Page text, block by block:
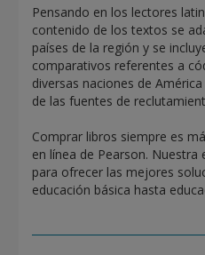
Pensando en los lectores
contenido de los textos se
países de la región y se
comparativos referentes a
diversas naciones de
de las fuentes de
Comprar libros siempre es
en línea de Pearson. Nuestra
para ofrecer las mejores
educación básica hasta